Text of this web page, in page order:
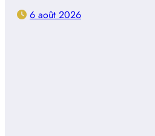
6 août 2026